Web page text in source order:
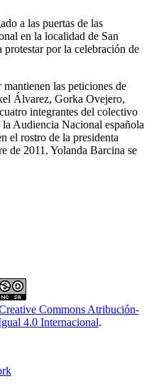
a las puertas de las
en la localidad de San
por la celebración de
las peticiones de
Álvarez, Gorka Ovejero,
integrantes del colectivo
la Audiencia Nacional española
el rostro de la presidenta
de 2011. Yolanda Barcina se
Commons Atribución-
4.0 Internacional.